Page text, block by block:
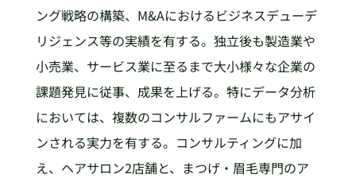
ング戦略の構築、M&Aにおけるビジネスデューデ
リジェンス等の実績を有する。独立後も製造業や
小売業、サービス業に至るまで大小様々な企業の
課題発見に従事、成果を上げる。特にデータ分析
においては、複数のコンサルファームにもアサイ
ンされる実力を有する。コンサルティングに加
え、ヘアサロン2店舗と、まつげ・眉毛専門のア